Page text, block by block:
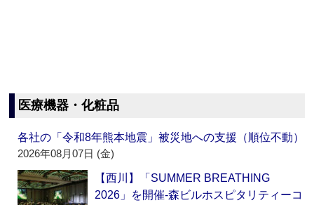
医療機器・化粧品
各社の「令和8年熊本地震」被災地への支援（順位不動）
2026年08月07日 (金)
【西川】「SUMMER BREATHING
2026」を開催‐森ビルホスピタリティーコ